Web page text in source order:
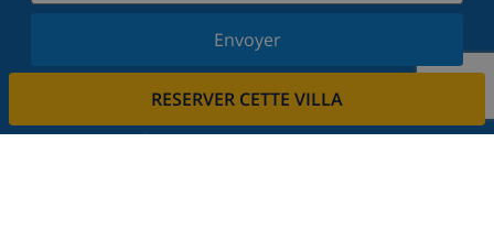
RESERVER CETTE VILLA
Envoyer
Inscrivez-vous à notre newsletter et restez informé
votre vie privée.